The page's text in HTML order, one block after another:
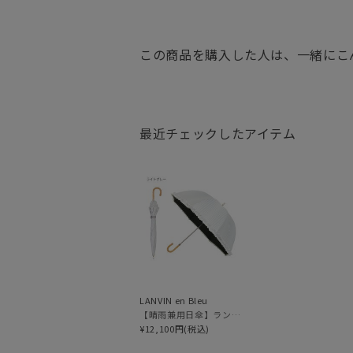
この商品を購入した人は、一緒に
最近チェックしたアイテム
LANVIN en Bleu
【晴雨兼用日傘】ランバン オン ブルー (LANVIN en Bleu) ドビーフリル 遮光99% 遮熱 UV 晴雨兼用
¥12,100円(税込)